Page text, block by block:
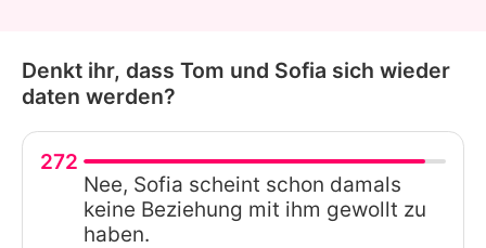
Denkt ihr, dass Tom und Sofia sich wieder
daten werden?
272
Nee, Sofia scheint schon damals
keine Beziehung mit ihm gewollt zu
haben.